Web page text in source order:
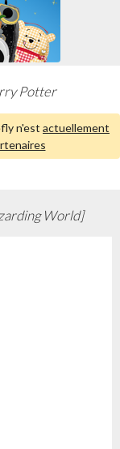
Potter
n'est actuellement
World]